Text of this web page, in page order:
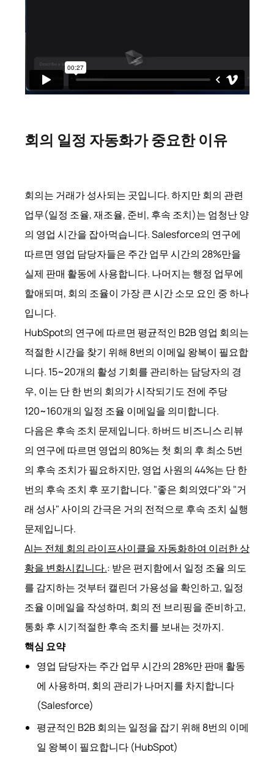
회의 일정 자동화가 중요한 이유
회의는 거래가 성사되는 곳입니다. 하지만 회의 관련
업무(일정 조율, 재조율, 준비, 후속 조치)는 엄청난 양
의 영업 시간을 잡아먹습니다. Salesforce의 연구에
따르면 영업 담당자들은 주간 업무 시간의 28%만을
실제 판매 활동에 사용합니다. 나머지는 행정 업무에
할애되며, 회의 조율이 가장 큰 시간 소모 요인 중 하나
입니다.
HubSpot의 연구에 따르면 평균적인 B2B 영업 회의는
적절한 시간을 찾기 위해 8번의 이메일 왕복이 필요합
니다. 15~20개의 활성 기회를 관리하는 담당자의 경
우, 이는 단 한 번의 회의가 시작되기도 전에 주당
120~160개의 일정 조율 이메일을 의미합니다.
다음은 후속 조치 문제입니다. 하버드 비즈니스 리뷰
의 연구에 따르면 영업의 80%는 첫 회의 후 최소 5번
의 후속 조치가 필요하지만, 영업 사원의 44%는 단 한
번의 후속 조치 후 포기합니다. "좋은 회의였다"와 "거
래 성사" 사이의 간극은 거의 전적으로 후속 조치 실행
문제입니다.
AI는 전체 회의 라이프사이클을 자동화하여 이러한 상
황을 변화시킵니다.: 받은 편지함에서 일정 조율 의도
를 감지하는 것부터 캘린더 가용성을 확인하고, 일정
조율 이메일을 작성하며, 회의 전 브리핑을 준비하고,
통화 후 시기적절한 후속 조치를 보내는 것까지.
핵심 요약
영업 담당자는 주간 업무 시간의 28%만 판매 활동
에 사용하며, 회의 관리가 나머지를 차지합니다
(Salesforce)
평균적인 B2B 회의는 일정을 잡기 위해 8번의 이메
일 왕복이 필요합니다 (HubSpot)